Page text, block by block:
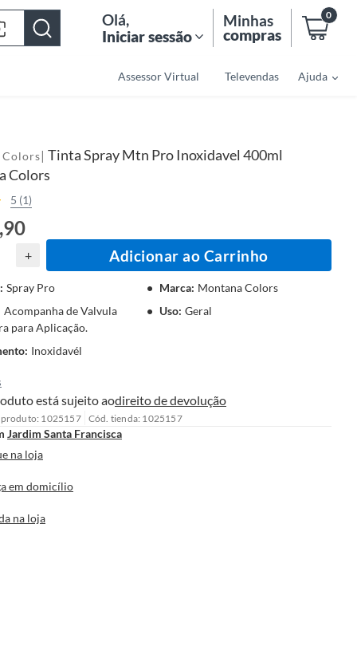
Olá,
Iniciar sessão
Minhas
compras
0
Assessor Virtual Televendas Ajuda
Colors| Tinta Spray Mtn Pro Inoxidavel 400ml
Colors
5 (1)
+ Adicionar ao Carrinho
: Spray Pro Marca: Montana Colors
Acompanha de Valvula
para Aplicação.
Uso: Geral
: Inoxidavél
está sujeito aodireito de devolução
produto: 1025157 Cód. tienda: 1025157
Jardim Santa Francisca
na loja
em domicílio
na loja